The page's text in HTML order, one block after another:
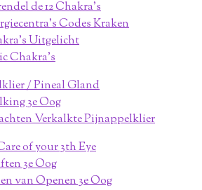
de 12 Chakra's
Codes Kraken
Uitgelicht
Chakra's
/ Pineal Gland
3e Oog
Verkalkte Pijnappelklier
of your 3th Eye
3e Oog
van Openen 3e Oog